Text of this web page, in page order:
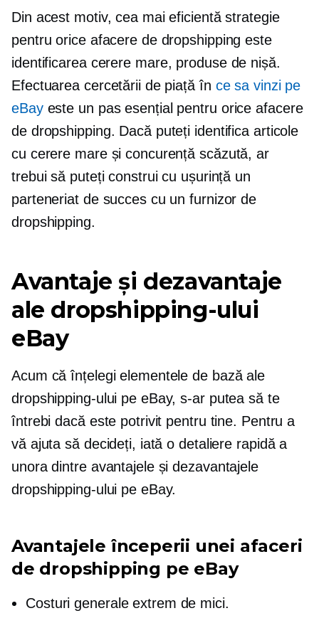
Din acest motiv, cea mai eficientă strategie
pentru orice afacere de dropshipping este
identificarea cerere mare, produse de nișă.
Efectuarea cercetării de piață în ce sa vinzi pe
eBayeste un pas esențial pentru orice afacere
de dropshipping. Dacă puteți identifica articole
cu cerere mare și concurență scăzută, ar
trebui să puteți construi cu ușurință un
parteneriat de succes cu un furnizor de
dropshipping.
Avantaje și dezavantaje
ale dropshipping-ului
eBay
Acum că înțelegi elementele de bază ale
dropshipping-ului pe eBay, s-ar putea să te
întrebi dacă este potrivit pentru tine. Pentru a
vă ajuta să decideți, iată o detaliere rapidă a
unora dintre avantajele și dezavantajele
dropshipping-ului pe eBay.
Avantajele începerii unei afaceri
de dropshipping pe eBay
Costuri generale extrem de mici.